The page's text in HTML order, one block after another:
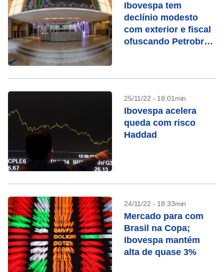
Ibovespa tem
declínio modesto
com exterior e fiscal
ofuscando Petrobras
25/11/22 - 18:01min
Ibovespa acelera
queda com risco
Haddad
24/11/22 - 18:33min
Mercado para com
Brasil na Copa;
Ibovespa mantém
alta de quase 3%